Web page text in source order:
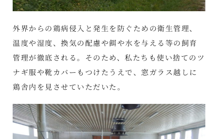
外界からの鶏病侵入と発生を防ぐための衛生管理、
温度や湿度、換気の配慮や餌や水を与える等の飼育
管理が徹底される。そのため、私たちも使い捨てのツ
ナギ服や靴カバーもつけたうえで、窓ガラス越しに
鶏舎内を見させていただいた。